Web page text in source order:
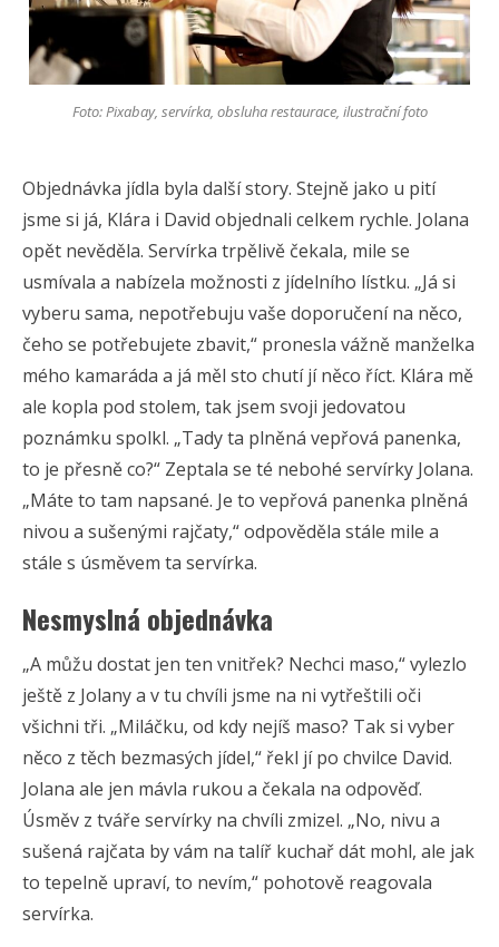
Foto: Pixabay, servírka, obsluha restaurace, ilustrační foto
Objednávka jídla byla další story. Stejně jako u pití
jsme si já, Klára i David objednali celkem rychle. Jolana
opět nevěděla. Servírka trpělivě čekala, mile se
usmívala a nabízela možnosti z jídelního lístku. „Já si
vyberu sama, nepotřebuju vaše doporučení na něco,
čeho se potřebujete zbavit,“ pronesla vážně manželka
mého kamaráda a já měl sto chutí jí něco říct. Klára mě
ale kopla pod stolem, tak jsem svoji jedovatou
poznámku spolkl. „Tady ta plněná vepřová panenka,
to je přesně co?“ Zeptala se té nebohé servírky Jolana.
„Máte to tam napsané. Je to vepřová panenka plněná
nivou a sušenými rajčaty,“ odpověděla stále mile a
stále s úsměvem ta servírka.
Nesmyslná objednávka
„A můžu dostat jen ten vnitřek? Nechci maso,“ vylezlo
ještě z Jolany a v tu chvíli jsme na ni vytřeštili oči
všichni tři. „Miláčku, od kdy nejíš maso? Tak si vyber
něco z těch bezmasých jídel,“ řekl jí po chvilce David.
Jolana ale jen mávla rukou a čekala na odpověď.
Úsměv z tváře servírky na chvíli zmizel. „No, nivu a
sušená rajčata by vám na talíř kuchař dát mohl, ale jak
to tepelně upraví, to nevím,“ pohotově reagovala
servírka.